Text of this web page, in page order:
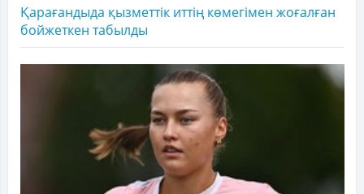
Қарағандыда қызметтік иттің көмегімен жоғалған
бойжеткен табылды